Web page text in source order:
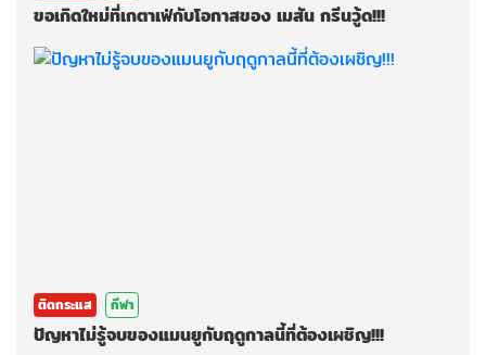
ขอเกิดใหม่ที่เกตาเฟ่กับโอกาสของ เมสัน กรีนวู้ด!!!
ติดกระแส กีฬา
ปัญหาไม่รู้จบของแมนยูกับฤดูกาลนี้ที่ต้องเผชิญ!!!